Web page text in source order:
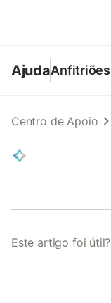
AjudaAnfitriões
Centro de Apoio
Este artigo foi útil?